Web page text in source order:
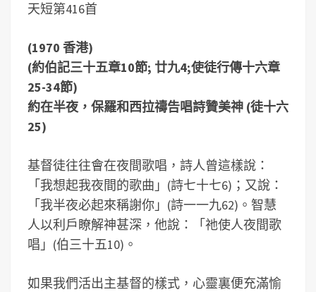
天短第416首
(1970 香港)
(約伯記三十五章10節; 廿九4;使徒行傳十六章
25-34節)
約在半夜，保羅和西拉禱告唱詩贊美神 (徒十六
25)
基督徒往往會在夜間歌唱，詩人曾這樣說：
「我想起我夜間的歌曲」(詩七十七6)；又說：
「我半夜必起來稱謝你」(詩一一九62)。智慧
人以利戶瞭解神甚深，他說：「祂使人夜間歌
唱」(伯三十五10)。
如果我們活出主基督的樣式，心靈裏便充滿愉